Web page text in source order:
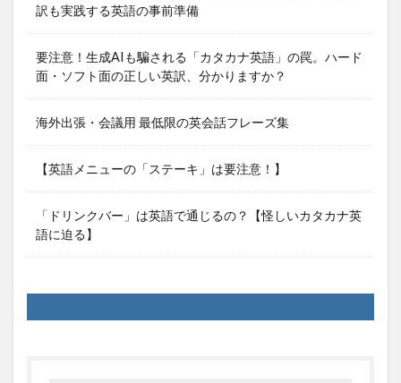
訳も実践する英語の事前準備
要注意！生成AIも騙される「カタカナ英語」の罠。ハード
面・ソフト面の正しい英訳、分かりますか？
海外出張・会議用 最低限の英会話フレーズ集
【英語メニューの「ステーキ」は要注意！】
「ドリンクバー」は英語で通じるの？【怪しいカタカナ英
語に迫る】